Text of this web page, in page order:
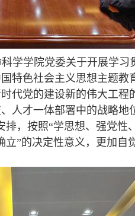
学学院党委关于开展学
特色社会主义思想主题
代党的建设新的伟大工
才一体部署中的战略地
，按照“学思想、强党
”的决定性意义，更加自